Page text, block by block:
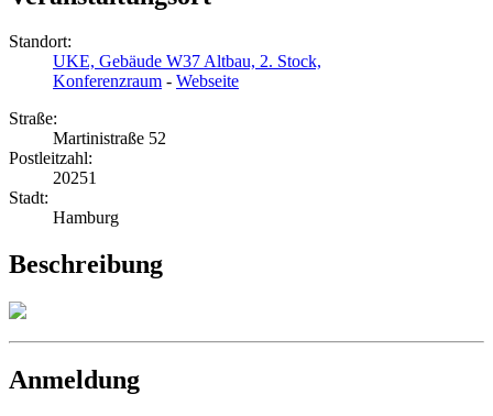
Standort:
UKE, Gebäude W37 Altbau, 2. Stock,
Konferenzraum - Webseite
Straße:
Martinistraße 52
Postleitzahl:
20251
Stadt:
Hamburg
Beschreibung
Anmeldung